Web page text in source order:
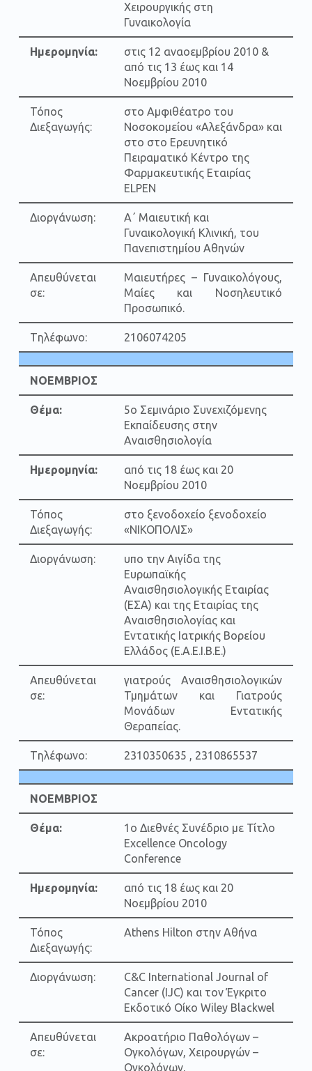
Χειρουργικής στη
Γυναικολογία
Ημερομηνία:
στις 12 αναοεμβρίου 2010 &
από τις 13 έως και 14
Νοεμβρίου 2010
Τόπος
Διεξαγωγής:
στο Αμφιθέατρο του
Νοσοκομείου «Αλεξάνδρα» και
στο στο Ερευνητικό
Πειραματικό Κέντρο της
Φαρμακευτικής Εταιρίας
ELPEN
Διοργάνωση:
Α΄ Μαιευτική και
Γυναικολογική Κλινική, του
Πανεπιστημίου Αθηνών
Απευθύνεται
σε:
Μαιευτήρες – Γυναικολόγους,
Μαίες και Νοσηλευτικό
Προσωπικό.
Tηλέφωνο: 2106074205
ΝΟΕΜΒΡΙΟΣ
Θέμα:
5ο Σεμινάριο Συνεχιζόμενης
Εκπαίδευσης στην
Αναισθησιολογία
Ημερομηνία:
από τις 18 έως και 20
Νοεμβρίου 2010
Τόπος
Διεξαγωγής:
στο ξενοδοχείο ξενοδοχείο
«ΝΙΚΟΠΟΛΙΣ»
Διοργάνωση:
υπο την Αιγίδα της
Ευρωπαϊκής
Αναισθησιολογικής Εταιρίας
(ΕΣΑ) και της Εταιρίας της
Αναισθησιολογίας και
Εντατικής Ιατρικής Βορείου
Ελλάδος (Ε.Α.Ε.Ι.Β.Ε.)
Απευθύνεται
σε:
γιατρούς Αναισθησιολογικών
Τμημάτων και Γιατρούς
Μονάδων Εντατικής
Θεραπείας.
Tηλέφωνο: 2310350635 , 2310865537
ΝΟΕΜΒΡΙΟΣ
Θέμα:
1ο Διεθνές Συνέδριο με Τίτλο
Excellence Oncology
Conference
Ημερομηνία:
από τις 18 έως και 20
Νοεμβρίου 2010
Τόπος
Διεξαγωγής:
Αthens Hilton στην Αθήνα
Διοργάνωση:
C&C International Journal of
Cancer (IJC) και τον Έγκριτο
Εκδοτικό Οίκο Wiley Blackwel
Απευθύνεται
σε:
Ακροατήριο Παθολόγων –
Ογκολόγων, Χειρουργών –
Ογκολόγων,